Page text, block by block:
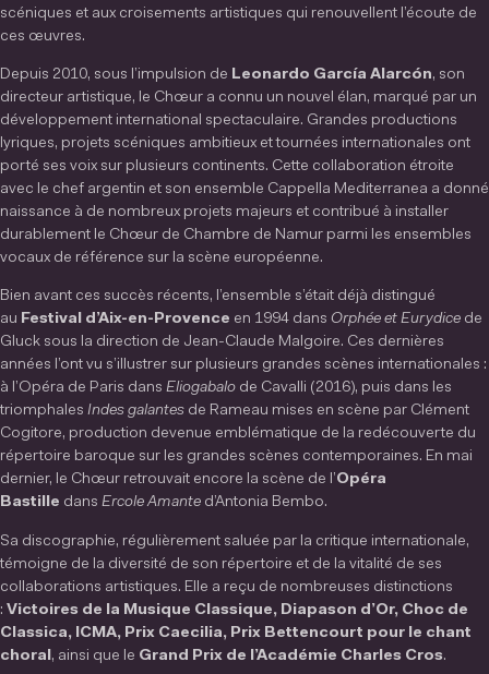
scéniques et aux croisements artistiques qui renouvellent l’écoute de
ces œuvres.
Depuis 2010, sous l’impulsion de Leonardo García Alarcón, son
directeur artistique, le Chœur a connu un nouvel élan, marqué par un
développement international spectaculaire. Grandes productions
lyriques, projets scéniques ambitieux et tournées internationales ont
porté ses voix sur plusieurs continents. Cette collaboration étroite
avec le chef argentin et son ensemble Cappella Mediterranea a donné
naissance à de nombreux projets majeurs et contribué à installer
durablement le Chœur de Chambre de Namur parmi les ensembles
vocaux de référence sur la scène européenne.
Bien avant ces succès récents, l’ensemble s’était déjà distingué
au Festival d’Aix-en-Provence en 1994 dans Orphée et Eurydice de
Gluck sous la direction de Jean-Claude Malgoire. Ces dernières
années l’ont vu s’illustrer sur plusieurs grandes scènes internationales :
à l’Opéra de Paris dans Eliogabalo de Cavalli (2016), puis dans les
triomphales Indes galantes de Rameau mises en scène par Clément
Cogitore, production devenue emblématique de la redécouverte du
répertoire baroque sur les grandes scènes contemporaines. En mai
dernier, le Chœur retrouvait encore la scène de l’Opéra
Bastille dans Ercole Amante d’Antonia Bembo.
Sa discographie, régulièrement saluée par la critique internationale,
témoigne de la diversité de son répertoire et de la vitalité de ses
collaborations artistiques. Elle a reçu de nombreuses distinctions
: Victoires de la Musique Classique, Diapason d’Or, Choc de
Classica, ICMA, Prix Caecilia, Prix Bettencourt pour le chant
choral , ainsi que le Grand Prix de l’Académie Charles Cros.